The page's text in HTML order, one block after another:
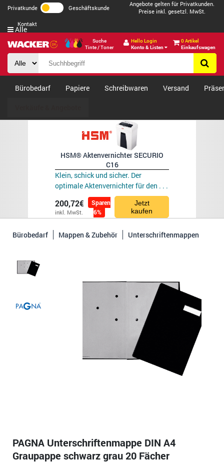
Privatkunde Geschäftskunde
Angebote gelten für Privatkunden.
Preise inkl. gesetzl. MwSt.
Kontakt
Suche
Tinte / Toner
Hello Login
Konto & Listen
0 Artikel
Einkaufswagen
Alle
Bürobedarf Papiere Schreibwaren Versand
HSM® Aktenvernichter SECURIO
C16
Klein, schick und sicher. Der
optimale Aktenvernichter für den . . .
200,72€
inkl. MwSt.
Sparen
6%
Jetzt
kaufen
Bürobedarf Mappen & Zubehör Unterschriftenmappen
PAGNA Unterschriftenmappe DIN A4
Graupappe schwarz grau 20 Fächer